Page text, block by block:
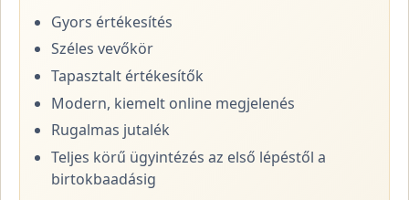
Gyors értékesítés
Széles vevőkör
Tapasztalt értékesítők
Modern, kiemelt online megjelenés
Rugalmas jutalék
Teljes körű ügyintézés az első lépéstől a
birtokbaadásig